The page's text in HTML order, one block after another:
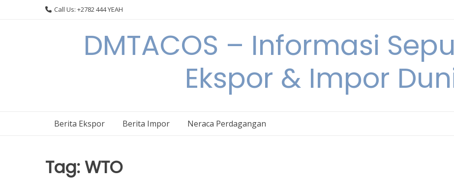
Call Us: +2782 444 YEAH
DMTACOS – Informasi
Ekspor & Impor
Berita Ekspor Berita Impor Neraca Perdagangan
Tag:WTO